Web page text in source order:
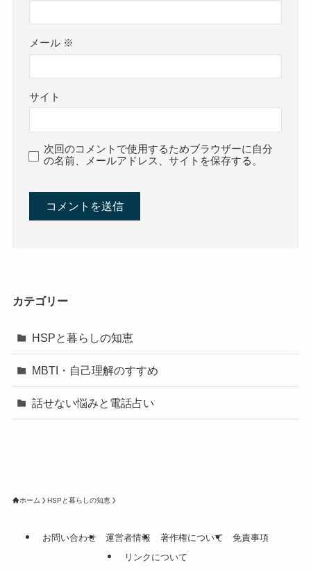
メール ※
サイト
次回のコメントで使用するためブラウザーに自分
の名前、メールアドレス、サイトを保存する。
カテゴリー
HSPと暮らしの知恵
MBTI・自己理解のすすめ
話せない悩みと電話占い
ホーム HSPと暮らしの知恵
お問い合わせ 運営者情報 著作権について
免責事項
リンクについて